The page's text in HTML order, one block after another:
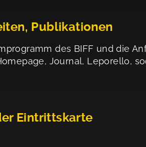
Publikationen
des BIFF und die
Journal, Leporello,
Eintrittskarte